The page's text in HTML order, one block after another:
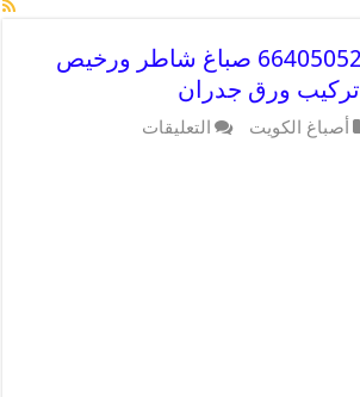
صباغ السالمية 66405052 صباغ شاطر ورخيص
تركيب ورق جدران
أصباغ الكويت التعليقات